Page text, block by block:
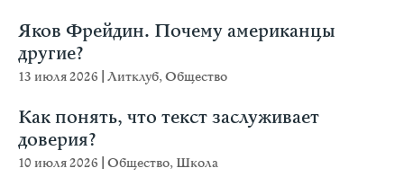
Яков Фрейдин. Почему американцы
другие?
13 июля 2026 Литклуб,Общество
Как понять, что текст заслуживает
доверия?
10 июля 2026 Общество, Школа